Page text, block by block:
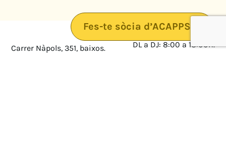
Fes-te sòcia d’ACAPPS
Carrer Nàpols, 351, baixos.
08025 · Barcelona
DL a DJ: 8:00 a 18:00h.